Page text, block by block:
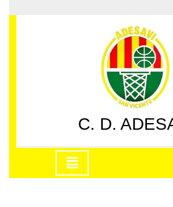
al
C. D.
apertura